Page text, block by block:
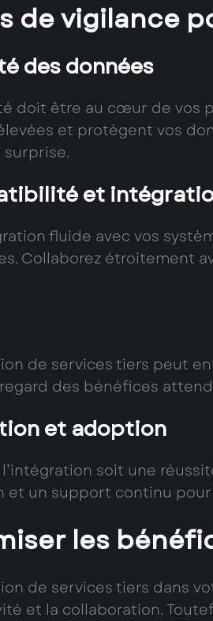
de vigilance
des données
doit être au cœur de vos
et protègent vos
surprise.
et
fluide avec vos
Collaborez étroitement
de services tiers peut
des bénéfices
et adoption
soit une
et un support continu
les
de services tiers dans
et la collaboration.